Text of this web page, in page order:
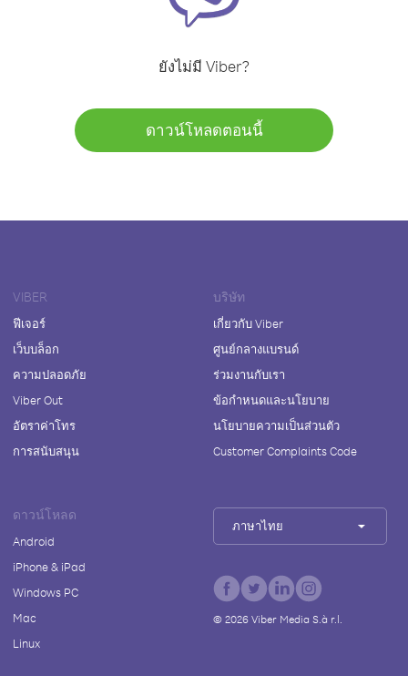
ยังไม่มี Viber?
ดาวน์โหลดตอนนี้
VIBER
ฟีเจอร์
เว็บบล็อก
ความปลอดภัย
Viber Out
อัตราค่าโทร
การสนับสนุน
บริษัท
เกี่ยวกับ Viber
ศูนย์กลางแบรนด์
ร่วมงานกับเรา
ข้อกำหนดและนโยบาย
นโยบายความเป็นส่วนตัว
Customer Complaints Code
ดาวน์โหลด
Android
iPhone & iPad
Windows PC
Mac
Linux
ภาษาไทย
© 2026Viber Media S.à r.l.